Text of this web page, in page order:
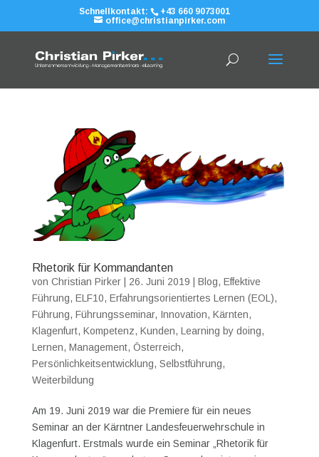
Schnellkontakt:
+43 660 9073001
office@christianpirker.com
Rhetorik für Kommandanten
von Christian Pirker| 26. Juni 2019 Blog, Effektive
Führung, ELF10, Erfahrungsorientiertes Lernen (EOL),
Führung, Führungsseminar, Innovation, Kärnten,
Klagenfurt, Kompetenz, Kunden, Learning by doing,
Lernen, Management, Österreich,
Persönlichkeitsentwicklung, Selbstführung,
Weiterbildung
Am 19. Juni 2019 war die Premiere für ein neues
Seminar an der Kärntner Landesfeuerwehrschule in
Klagenfurt. Erstmals wurde ein Seminar „Rhetorik für